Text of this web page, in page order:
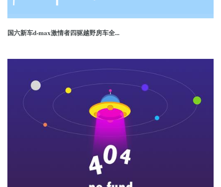
国六新车d-max激情者四驱越野房车全...